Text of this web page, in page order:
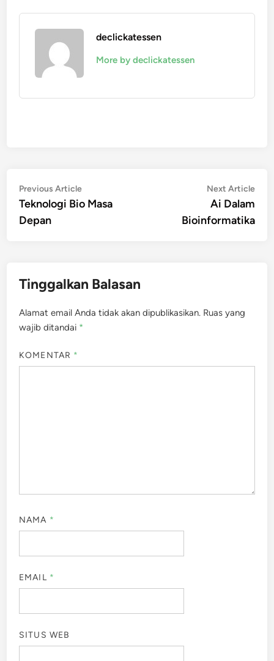
declickatessen
More by declickatessen
Navigasi
pos
Previous ArticlePrevious
article:
Teknologi Bio Masa
Depan
Next Article
Ai Dalam
Bioinformatika
Tinggalkan Balasan
Alamat email Anda tidak akan dipublikasikan. Ruas yang
wajib ditandai *
KOMENTAR *
NAMA *
EMAIL *
SITUS WEB